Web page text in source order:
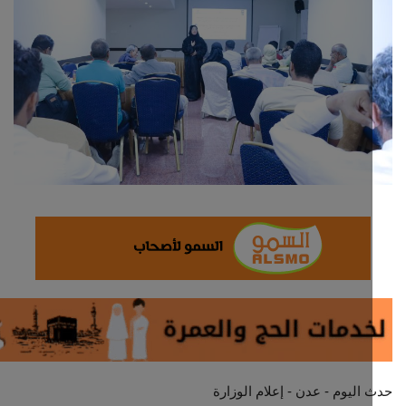
اقتصاد
التقارير والحوارات
مؤسسة حدث اليوم
الطقس
تكنولوجيا وسيارات
- عدن - إعلام الوزارة